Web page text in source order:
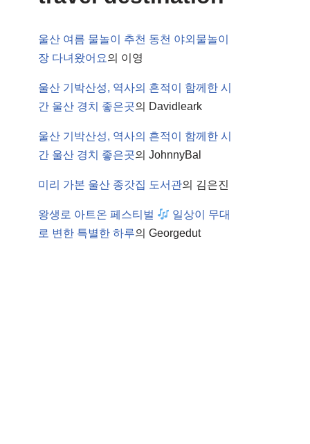
울산 여름 물놀이 추천 동천 야외물놀이
장 다녀왔어요의 이영
울산 기박산성, 역사의 흔적이 함께한 시
간 울산 경치 좋은곳의 Davidleark
울산 기박산성, 역사의 흔적이 함께한 시
간 울산 경치 좋은곳의 JohnnyBal
미리 가본 울산 종갓집 도서관의 김은진
왕생로 아트온 페스티벌
일상이 무대
로 변한 특별한 하루의 Georgedut